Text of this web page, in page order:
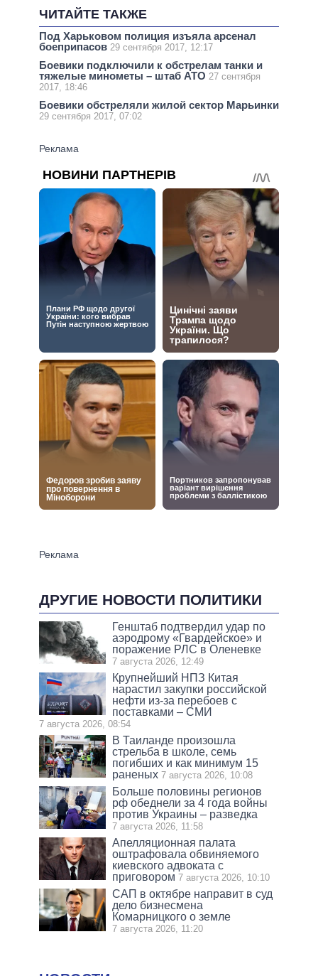
ЧИТАЙТЕ ТАКЖЕ
Под Харьковом полиция изъяла арсенал
боеприпасов 29 сентября 2017, 12:17
Боевики подключили к обстрелам танки и
тяжелые минометы – штаб АТО 27 сентября
2017, 18:46
Боевики обстреляли жилой сектор Марьинки
29 сентября 2017, 07:02
ДРУГИЕ НОВОСТИ ПОЛИТИКИ
Генштаб подтвердил удар по
аэродрому «Гвардейское» и
поражение РЛС в Оленевке
7 августа 2026, 12:49
Крупнейший НПЗ Китая
нарастил закупки российской
нефти из-за перебоев с
поставками – СМИ
7 августа 2026, 08:54
В Таиланде произошла
стрельба в школе, семь
погибших и как минимум 15
раненых 7 августа 2026, 10:08
Больше половины регионов
рф обеднели за 4 года войны
против Украины – разведка
7 августа 2026, 11:58
Апелляционная палата
оштрафовала обвиняемого
киевского адвоката с
приговором 7 августа 2026, 10:10
САП в октябре направит в суд
дело бизнесмена
Комарницкого о земле
7 августа 2026, 11:20